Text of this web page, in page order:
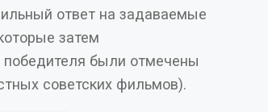
затем
были отмечены
15 известных советских фильмов).